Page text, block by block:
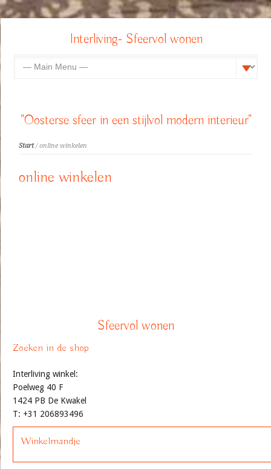
Interliving- Sfeervol wonen
"Oosterse sfeer in een stijlvol modern interieur"
Start/ online winkelen
online winkelen
Sfeervol wonen
Zoeken in de shop
Interliving winkel:
Poelweg 40 F
1424 PB De Kwakel
T: +31 206893496
Winkelmandje